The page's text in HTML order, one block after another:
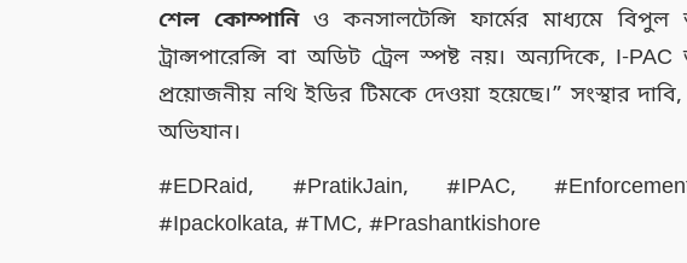
শেল কোম্পানিও কনসালটেন্সি ফার্মের মাধ্যমে বিপুল
ট্রান্সপারেন্সি বা অডিট ট্রেল স্পষ্ট নয়। অন্যদিকে, I-
প্রয়োজনীয় নথি ইডির টিমকে দেওয়া হয়েছে।” সংস্থার
অভিযান।
#EDRaid, #PratikJain, #IPAC,
#Ipackolkata, #TMC, #Prashantkishore